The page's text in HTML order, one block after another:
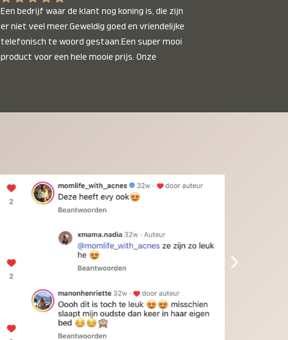
Een bedrijf waar de klant nog koning is, die zijn
er niet veel meer.Geweldig goed en vriendelijke
telefonisch te woord gestaan.Een super mooi
product voor een hele mooie prijs. Onze
›